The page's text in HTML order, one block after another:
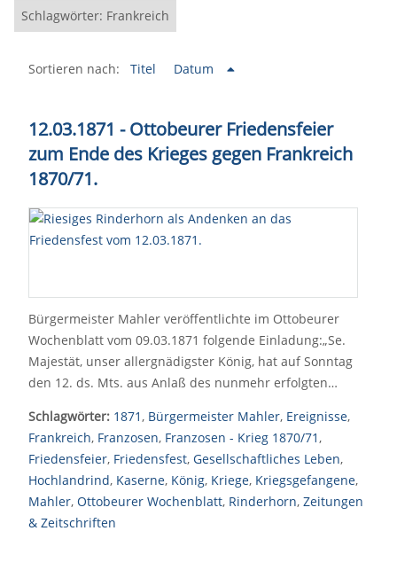
Schlagwörter: Frankreich
Sortieren nach: Titel Datum
12.03.1871 - Ottobeurer Friedensfeier
zum Ende des Krieges gegen Frankreich
1870/71.
Bürgermeister Mahler veröffentlichte im Ottobeurer
Wochenblatt vom 09.03.1871 folgende Einladung:„Se.
Majestät, unser allergnädigster König, hat auf Sonntag
den 12. ds. Mts. aus Anlaß des nunmehr erfolgten…
Schlagwörter: 1871, Bürgermeister Mahler, Ereignisse,
Frankreich, Franzosen, Franzosen - Krieg 1870/71,
Friedensfeier, Friedensfest, Gesellschaftliches Leben,
Hochlandrind, Kaserne, König, Kriege, Kriegsgefangene,
Mahler, Ottobeurer Wochenblatt, Rinderhorn, Zeitungen
& Zeitschriften